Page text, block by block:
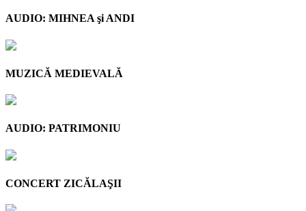
AUDIO: MIHNEA şi ANDI
MUZICĂ MEDIEVALĂ
AUDIO: PATRIMONIU
CONCERT ZICĂLAŞII